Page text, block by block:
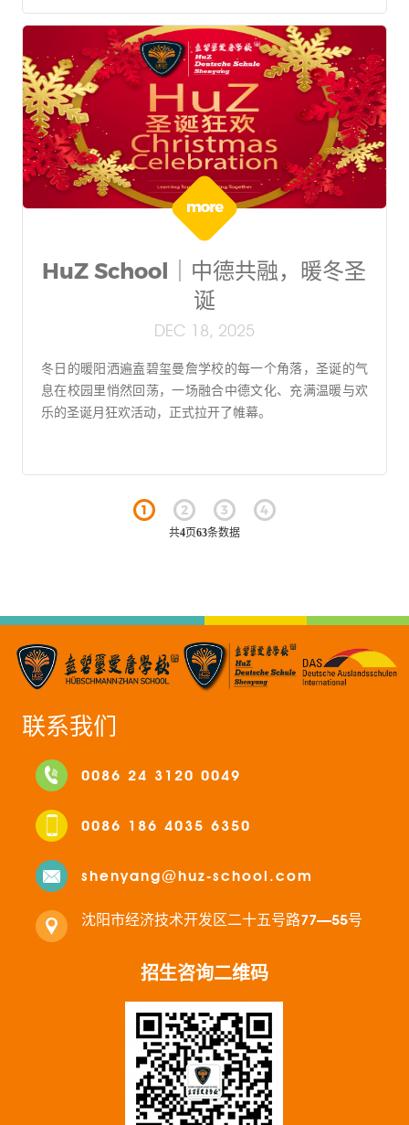
HuZ School｜中德共融，暖冬圣
诞
DEC 18, 2025
冬日的暖阳洒遍盍碧玺曼詹学校的每一个角落，圣诞的气
息在校园里悄然回荡，一场融合中德文化、充满温暖与欢
乐的圣诞月狂欢活动，正式拉开了帷幕。
1 2 3 4
共4页63条数据
联系我们
0086 24 3120 0049
0086 186 4035 6350
shenyang@huz-school.com
沈阳市经济技术开发区二十五号路77—55号
招生咨询二维码